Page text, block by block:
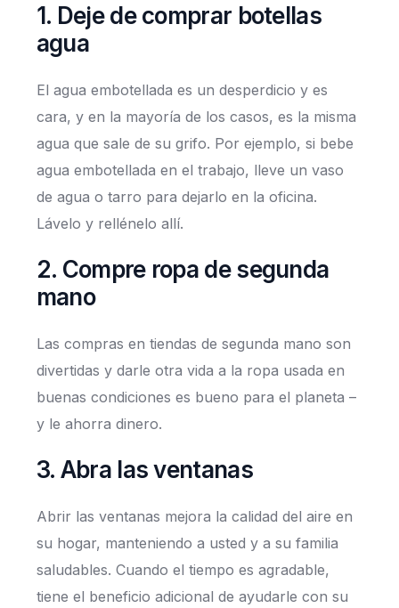
1. Deje de comprar botellas
agua
El agua embotellada es un desperdicio y es
cara, y en la mayoría de los casos, es la misma
agua que sale de su grifo. Por ejemplo, si bebe
agua embotellada en el trabajo, lleve un vaso
de agua o tarro para dejarlo en la oficina.
Lávelo y rellénelo allí.
2. Compre ropa de segunda
mano
Las compras en tiendas de segunda mano son
divertidas y darle otra vida a la ropa usada en
buenas condiciones es bueno para el planeta –
y le ahorra dinero.
3. Abra las ventanas
Abrir las ventanas mejora la calidad del aire en
su hogar, manteniendo a usted y a su familia
saludables. Cuando el tiempo es agradable,
tiene el beneficio adicional de ayudarle con su